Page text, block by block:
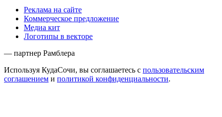
Реклама на сайте
Коммерческое предложение
Медиа кит
Логотипы в векторе
— партнер Рамблера
Используя КудаСочи, вы соглашаетесь с пользовательским
соглашением и политикой конфиденциальности.